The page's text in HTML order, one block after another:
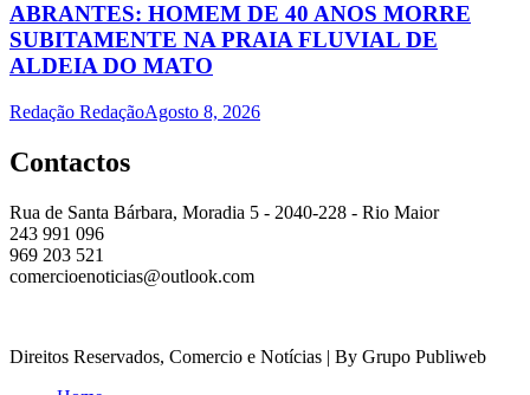
ABRANTES: HOMEM DE 40 ANOS MORRE
SUBITAMENTE NA PRAIA FLUVIAL DE
ALDEIA DO MATO
Redação RedaçãoAgosto 8, 2026
Contactos
Rua de Santa Bárbara, Moradia 5 - 2040-228 - Rio Maior
243 991 096
969 203 521
comercioenoticias@outlook.com
Direitos Reservados, Comercio e Notícias | By Grupo Publiweb